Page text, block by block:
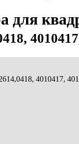
для
4010417,